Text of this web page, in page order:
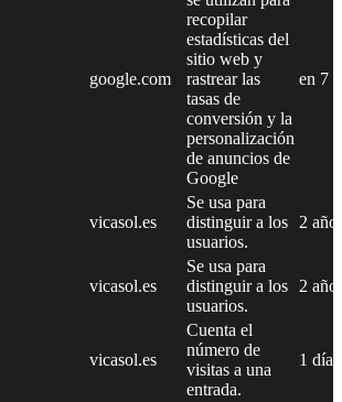
google.com
recopilar
estadísticas del
sitio web y
rastrear las
tasas de
conversión y la
personalización
de anuncios de
Google
en 7
vicasol.es
Se usa para
distinguir a los
usuarios.
2
vicasol.es
Se usa para
distinguir a los
usuarios.
2
vicasol.es
Cuenta el
número de
visitas a una
entrada.
1 día